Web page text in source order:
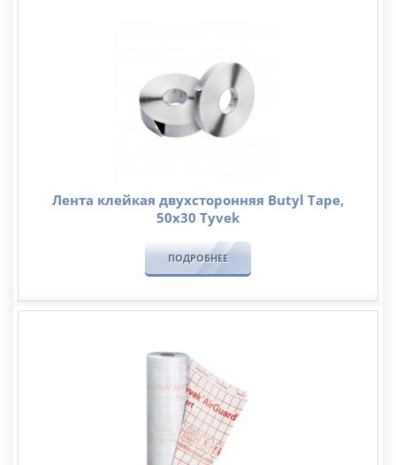
Лента клейкая двухсторонняя Butyl Tape,
50х30 Tyvek
ПОДРОБНЕЕ